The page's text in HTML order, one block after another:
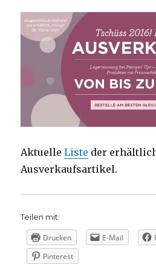
AktuelleListe der
Ausverkaufsartikel.
Teilen mit:
Drucken E-Mail
Pinterest